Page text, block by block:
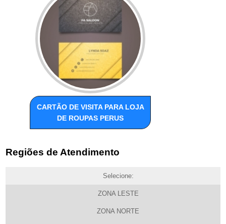
CARTÃO DE VISITA PARA LOJA
DE ROUPAS PERUS
Regiões de Atendimento
Selecione:
ZONA LESTE
ZONA NORTE